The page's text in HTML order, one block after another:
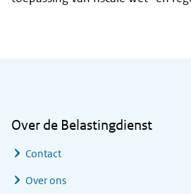
Over de Belastingdienst
Contact
Over ons